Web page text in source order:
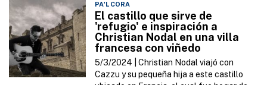
PA'L CORA
El castillo que sirve de
'refugio' e inspiración a
Christian Nodal en una villa
francesa con viñedo
5/3/2024 |Christian Nodal viajó con
Cazzu y su pequeña hija a este castillo